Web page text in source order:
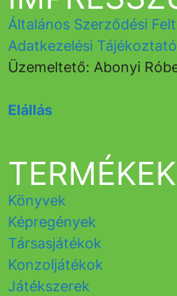
TERMÉKEK
Könyvek
Képregények
Társasjátékok
Konzoljátékok
Játékszerek
Általános Szerződési
Adatkezelési Tájékoztató
Üzemeltető: Abonyi
Elállás